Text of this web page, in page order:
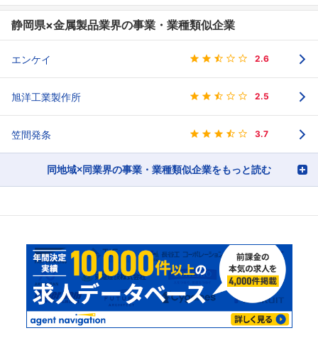
静岡県×金属製品業界の事業・業種類似企業
エンケイ 2.6
旭洋工業製作所 2.5
笠間発条 3.7
同地域×同業界の事業・業種類似企業をもっと読む